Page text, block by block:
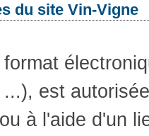
du site Vin-Vigne
est
à l'aide d'un